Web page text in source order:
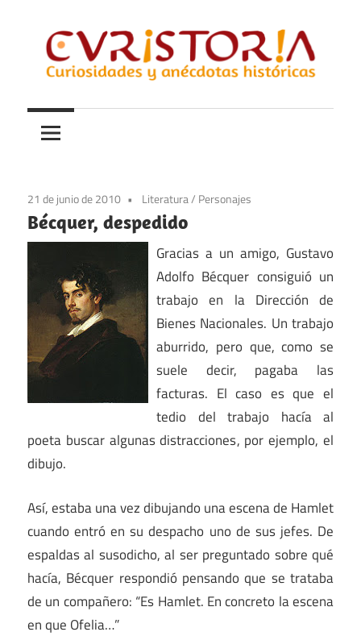
contenido
Curistoria
y
anécdotas
historia
21 de junio de 2010 Literatura/ Personajes
Bécquer, despedido
Gracias a un amigo, Gustavo
Adolfo Bécquer consiguió un
trabajo en la Dirección de
Bienes Nacionales. Un trabajo
aburrido, pero que, como se
suele decir, pagaba las
facturas. El caso es que el
tedio del trabajo hacía al
poeta buscar algunas distracciones, por ejemplo, el
dibujo.
Así, estaba una vez dibujando una escena de Hamlet
cuando entró en su despacho uno de sus jefes. De
espaldas al susodicho, al ser preguntado sobre qué
hacía, Bécquer respondió pensando que se trataba
de un compañero: “Es Hamlet. En concreto la escena
en que Ofelia…”